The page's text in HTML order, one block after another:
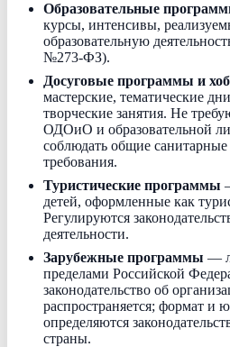
Образовательные
курсы, интенсивы,
образовательную
№273-ФЗ).
Досуговые программы и
мастерские, тематические
творческие занятия. Не
ОДОиО и образовательной
соблюдать общие
требования.
Туристические программы
детей, оформленные как
Регулируются
деятельности.
Зарубежные программы —
пределами Российской
законодательство об
распространяется; формат и
определяются
страны.